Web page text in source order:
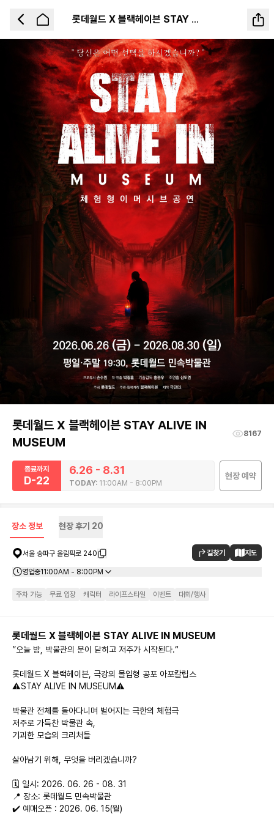
롯데월드 X 블랙헤이븐 STAY ALIVE IN MUSEUM
롯데월드 X 블랙헤이븐 STAY ALIVE IN
MUSEUM
8167
종료까지
D-22
6.26 - 8.31
TODAY: 11:00AM - 8:00PM
현장 예약
장소 정보 현장 후기 20
서울 송파구 올림픽로 240 길찾기 지도
영업중11:00AM - 8:00PM
주차 가능 무료 입장 캐릭터 라이프스타일 이벤트 대회/행사
롯데월드 X 블랙헤이븐 STAY ALIVE IN MUSEUM
”오늘 밤, 박물관의 문이 닫히고 저주가 시작된다.“
롯데월드 X 블랙헤이븐, 극강의 몰입형 공포 아포칼립스
⚠️STAY ALIVE IN MUSEUM⚠️
박물관 전체를 돌아다니며 벌어지는 극한의 체험극
저주로 가득찬 박물관 속,
기괴한 모습의 크리처들
살아남기 위해, 무엇을 버리겠습니까?
🗓 일시: 2026. 06. 26 - 08. 31
📍 장소: 롯데월드 민속박물관
✔️ 예매오픈 : 2026. 06. 15(월)